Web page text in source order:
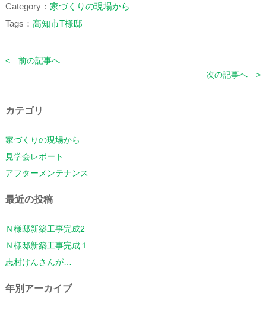
Category： 家づくりの現場から
Tags： 高知市T様邸
< 前の記事へ
次の記事へ >
カテゴリ
家づくりの現場から
見学会レポート
アフターメンテナンス
最近の投稿
Ｎ様邸新築工事完成2
Ｎ様邸新築工事完成１
志村けんさんが…
年別アーカイブ